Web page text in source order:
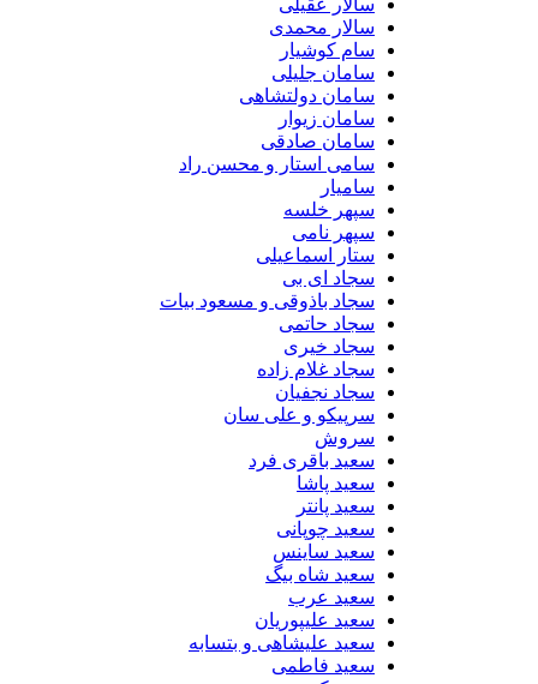
سالار محمدی
سام کوشیار
سامان جلیلی
سامان دولتشاهی
سامان زیوار
سامان صادقی
سامی استار و محسن راد
سامیار
سپهر خلسه
سپهر نامی
ستار اسماعیلی
سجاد ای بی
سجاد باذوقی و مسعود بیات
سجاد حاتمی
سجاد خیری
سجاد غلام زاده
سجاد نجفیان
سرپیکو و علی سان
سروش
سعید باقری فرد
سعید پاشا
سعید پانتر
سعید چوپانی
سعید ساینس
سعید شاه بیگ
سعید عرب
سعید علیپوریان
سعید علیشاهی و بتسابه
سعید فاطمی